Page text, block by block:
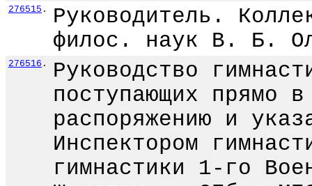
276515 .
Руководитель.
филос. наук В. Б.
276516 .
Руководство
поступающих
распоряжению и
Инспектором
гимнастики 1-го